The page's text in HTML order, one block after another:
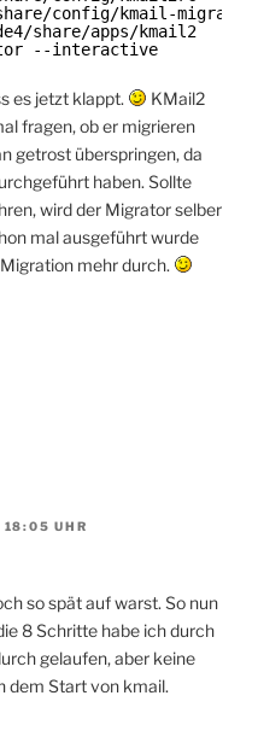
config/kmail-
/share/apps/kmail2
--interactive
es jetzt klappt.
KMail2
fragen, ob er migrieren
getrost überspringen, da
haben. Sollte
wird der Migrator selber
mal ausgeführt wurde
mehr durch.
18:05 UHR
so spät auf warst. So nun
8 Schritte habe ich durch
gelaufen, aber keine
dem Start von kmail.